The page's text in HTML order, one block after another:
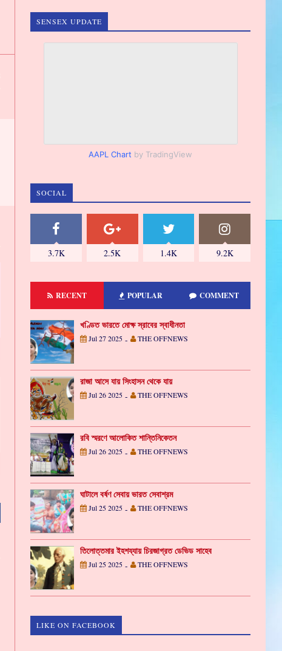
SENSEX UPDATE
AAPL Chart by TradingView
SOCIAL
3.7K 2.5K 1.4K 9.2K
RECENT POPULAR COMMENT
খণ্ডিত ভারতে মোক্ষ স্রাবের স্বাধীনতা
Jul 27 2025 - THE OFFNEWS
রাজা আসে যায় সিংহাসন থেকে যায়
Jul 26 2025 - THE OFFNEWS
রবি স্মরণে আলোকিত শান্তিনিকেতন
Jul 26 2025 - THE OFFNEWS
ঘাটালে বর্ষণ সেবায় ভারত সেবাশ্রম
Jul 25 2025 - THE OFFNEWS
তিলোত্তমার ইহশয্যায় চিরজাগ্রত ডেভিড সাহেব
Jul 25 2025 - THE OFFNEWS
LIKE ON FACEBOOK